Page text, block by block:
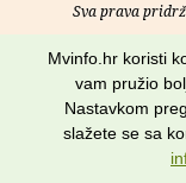
Sva prava
O nama•
Mvinfo.hr koristi
vam pružio
Nastavkom
slažete se sa